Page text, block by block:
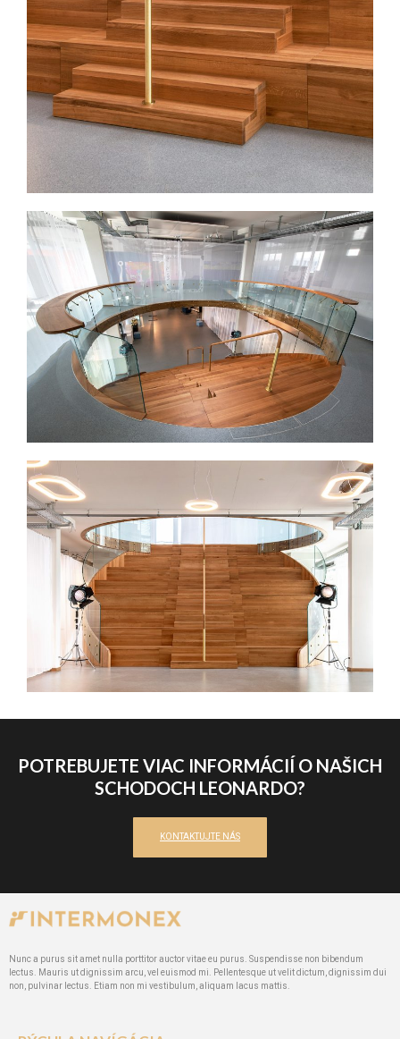
POTREBUJETE VIAC INFORMÁCIÍ O NAŠICH
SCHODOCH LEONARDO?
KONTAKTUJTE NÁS
Nunc a purus sit amet nulla porttitor auctor vitae eu purus. Suspendisse non bibendum
lectus. Mauris ut dignissim arcu, vel euismod mi. Pellentesque ut velit dictum, dignissim dui
non, pulvinar lectus. Etiam non mi vestibulum, aliquam lacus mattis.